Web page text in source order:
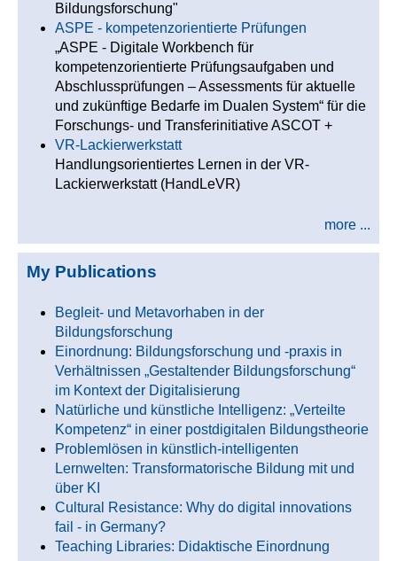
Bildungsforschung"
ASPE - kompetenzorientierte Prüfungen
„ASPE - Digitale Workbench für
kompetenzorientierte Prüfungsaufgaben und
Abschlussprüfungen – Assessments für aktuelle
und zukünftige Bedarfe im Dualen System“ für die
Forschungs- und Transferinitiative ASCOT +
VR-Lackierwerkstatt
Handlungsorientiertes Lernen in der VR-
Lackierwerkstatt (HandLeVR)
more ...
My Publications
Begleit- und Metavorhaben in der
Bildungsforschung
Einordnung: Bildungsforschung und -praxis in
Verhältnissen „Gestaltender Bildungsforschung“
im Kontext der Digitalisierung
Natürliche und künstliche Intelligenz: „Verteilte
Kompetenz“ in einer postdigitalen Bildungstheorie
Problemlösen in künstlich-intelligenten
Lernwelten: Transformatorische Bildung mit und
über KI
Cultural Resistance: Why do digital innovations
fail - in Germany?
Teaching Libraries: Didaktische Einordnung